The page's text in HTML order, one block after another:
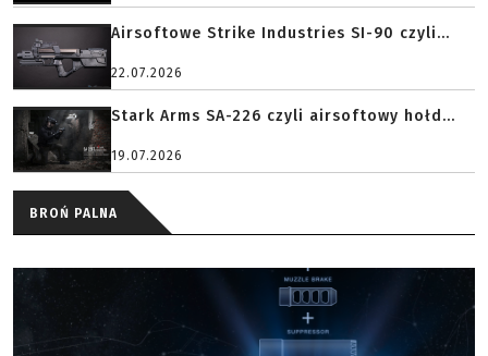
Airsoftowe Strike Industries SI-90 czyli...
22.07.2026
Stark Arms SA-226 czyli airsoftowy hołd...
19.07.2026
BROŃ PALNA